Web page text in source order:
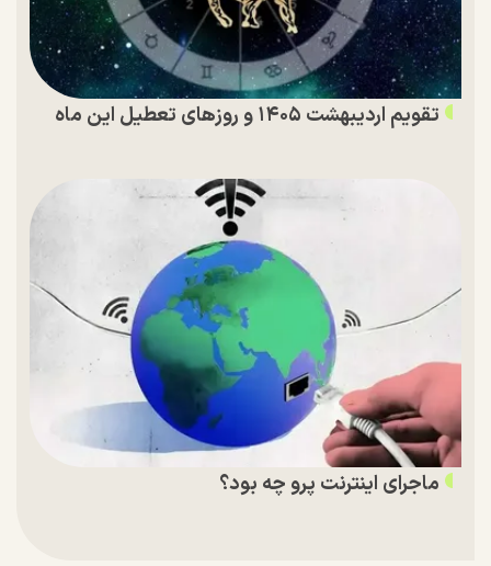
تقویم اردیبهشت ۱۴۰۵ و روز‌های تعطیل این ماه
ماجرای اینترنت پرو چه بود؟